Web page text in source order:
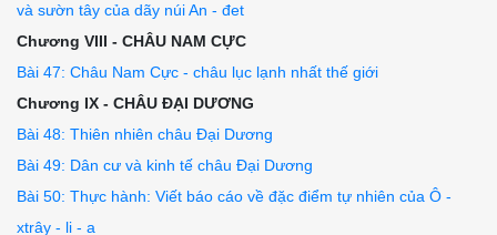
và sườn tây của dãy núi An - đet
Chương VIII - CHÂU NAM CỰC
Bài 47: Châu Nam Cực - châu lục lạnh nhất thế giới
Chương IX - CHÂU ĐẠI DƯƠNG
Bài 48: Thiên nhiên châu Đại Dương
Bài 49: Dân cư và kinh tế châu Đại Dương
Bài 50: Thực hành: Viết báo cáo về đặc điểm tự nhiên của Ô -
xtrây - li - a